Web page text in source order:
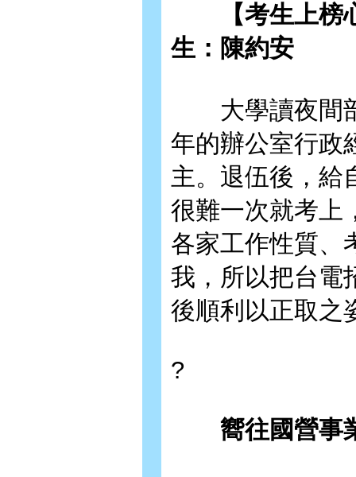
【考生上榜
生：陳約安
大學讀夜間部
年的辦公室行政
主。退伍後，給
很難一次就考上
各家工作性質、
我，所以把台電
後順利以正取之
?
嚮往國營事